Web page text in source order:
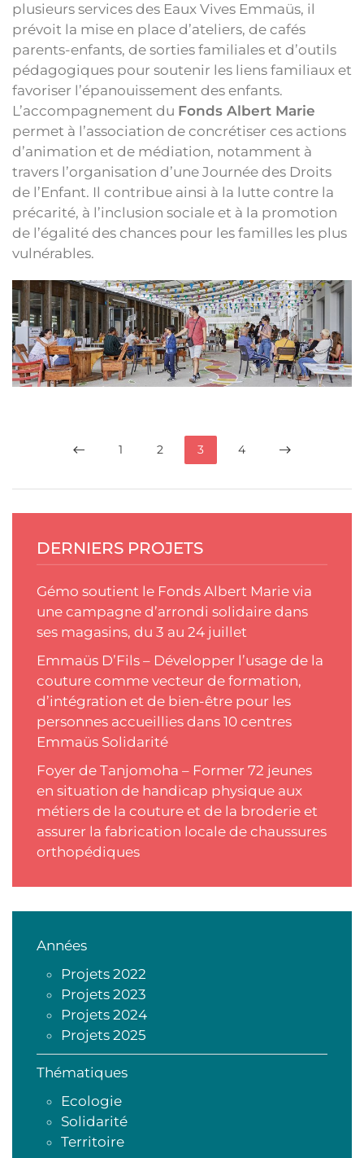
plusieurs services des Eaux Vives Emmaüs, il
prévoit la mise en place d’ateliers, de cafés
parents-enfants, de sorties familiales et d’outils
pédagogiques pour soutenir les liens familiaux et
favoriser l’épanouissement des enfants.
L’accompagnement du Fonds Albert Marie
permet à l’association de concrétiser ces actions
d’animation et de médiation, notamment à
travers l’organisation d’une Journée des Droits
de l’Enfant. Il contribue ainsi à la lutte contre la
précarité, à l’inclusion sociale et à la promotion
de l’égalité des chances pour les familles les plus
vulnérables.
1 2 3 4
DERNIERS PROJETS
Gémo soutient le Fonds Albert Marie via
une campagne d’arrondi solidaire dans
ses magasins, du 3 au 24 juillet
Emmaüs D’Fils – Développer l’usage de la
couture comme vecteur de formation,
d’intégration et de bien-être pour les
personnes accueillies dans 10 centres
Emmaüs Solidarité
Foyer de Tanjomoha – Former 72 jeunes
en situation de handicap physique aux
métiers de la couture et de la broderie et
assurer la fabrication locale de chaussures
orthopédiques
Années
Projets 2022
Projets 2023
Projets 2024
Projets 2025
Thématiques
Ecologie
Solidarité
Territoire